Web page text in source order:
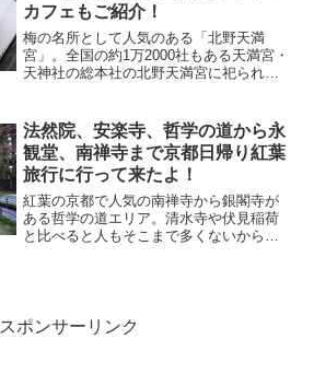
カフェもご紹介！
梅の名所として人気のある「北野天満
宮」。全国の約1万2000社もある天満宮・
天神社の総本社の北野天満宮に祀られて
美しい景色を楽しむことができるんです
けどやっぱり梅の季節...
法然院、安楽寺、哲学の道から永
観堂、南禅寺まで京都日帰り紅葉
旅行に行って来たよ！
紅葉の京都で人気の南禅寺から銀閣寺が
ある哲学の道エリア。清水寺や伏見稲荷
と比べると人もそこまで多くないから比
スポンサーリンク